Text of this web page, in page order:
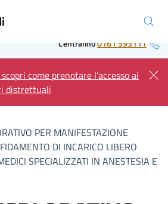
Centralino0161 593111
come prenotare l’accesso ai
distrettuali
PER MANIFESTAZIONE
DI INCARICO LIBERO
SPECIALIZZATI IN ANESTESIA E